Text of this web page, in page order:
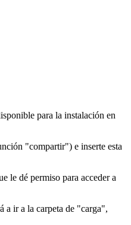
para la instalación en
"compartir") e inserte esta
le dé permiso para acceder a
a ir a la carpeta de "carga",